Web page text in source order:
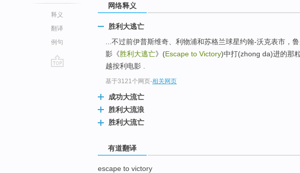
释义
翻译
例句
网络释义
胜利大逃亡
...不过前伊普斯维奇、利物浦和苏格兰球星约翰-沃克表市，
影《胜利大逃亡》(Escape to Victory)中打(zhong da)进的那
越按利电影 .
基于3121个网页-相关网页
成功大流亡
胜利大流浪
胜利大流亡
有道翻译
escape to victory